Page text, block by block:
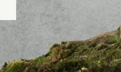
Semi-Cascade